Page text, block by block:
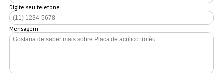
Digite seu telefone
Mensagem